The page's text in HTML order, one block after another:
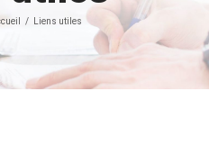
Liens utiles